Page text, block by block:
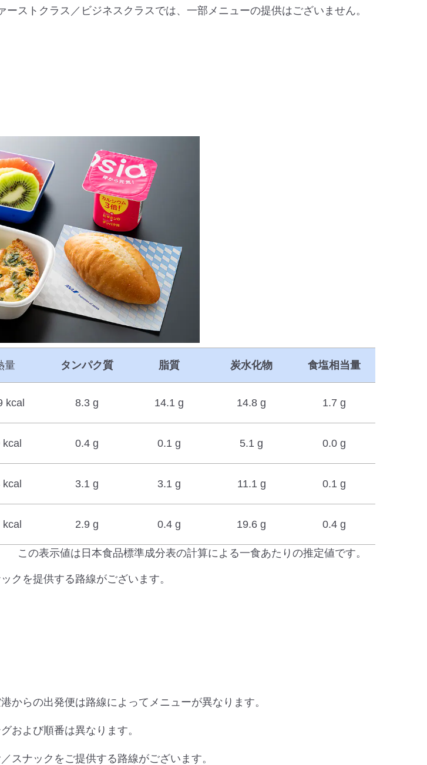
ーストクラス／ビジネスクラスでは、一部メニューの提供はございません。
量 タンパク質 脂質 炭水化物 食塩相当量
kcal 8.3 g 14.1 g 14.8 g 1.7 g
kcal 0.4 g 0.1 g 5.1 g 0.0 g
3.1 g 3.1 g 11.1 g 0.1 g
kcal 2.9 g 0.4 g 19.6 g 0.4 g
この表示値は日本食品標準成分表の計算による一食あたりの推定値です。
クを提供する路線がございます。
からの出発便は路線によってメニューが異なります。
および順番は異なります。
スナックをご提供する路線がございます。